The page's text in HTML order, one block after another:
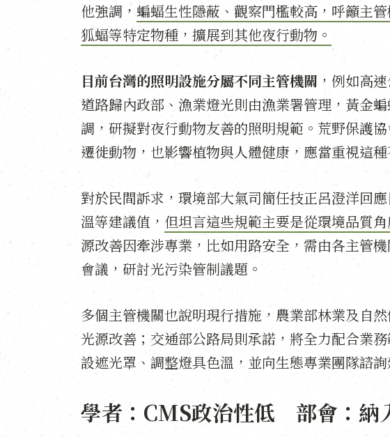
他強調， 蝙蝠生性隱蔽、觀察門檻較高，呼籲主
狐蝠等特定物種，擴展到其他夜行動物。
目前台灣的照明設施分屬不同主管機關 ，例如高
道路歸內政部、漁業燈光則由漁業署管理，黃金
調，研擬對夜行動物友善的照明規範。荒野保護
遷徙動物，也影響植物與人體健康，應當重視這種
對於民間訴求，環境部大氣司簡任技正呂澄洋回
溫等建議值， 但坦言這些規範主要是從環境品質
源改善因牽涉專業，比如用路安全，需由各主管
會議，研討光污染管制議題。
多個主管機關也說明現行措施，農業部林業及自
光源改善；交通部公路局則承諾，將全力配合業
設遮光罩、調整燈具色溫，並向生態專業團隊諮詢
學者：CMS政治性低 部會：納